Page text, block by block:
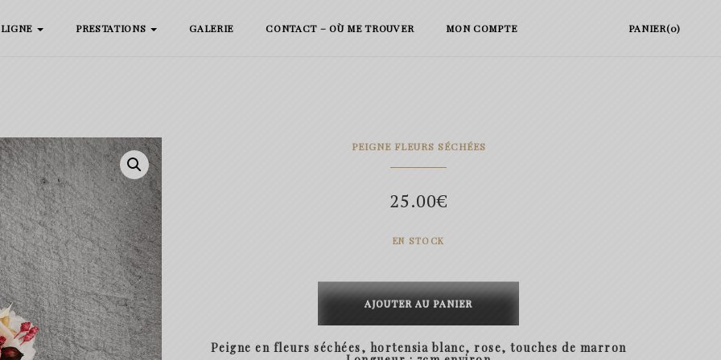
PRESTATIONS GALERIE CONTACT – OÙ ME TROUVER MON COMPTE PANIER(0)
PEIGNE FLEURS SÉCHÉES
25.00€
EN STOCK
de
Peigne
Josie
AJOUTER AU PANIER
Peigne en fleurs séchées, hortensia blanc, rose, touches de marron